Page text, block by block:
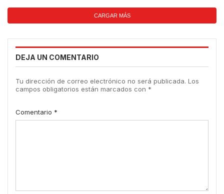
CARGAR MÁS
DEJA UN COMENTARIO
Tu dirección de correo electrónico no será publicada. Los
campos obligatorios están marcados con *
Comentario *